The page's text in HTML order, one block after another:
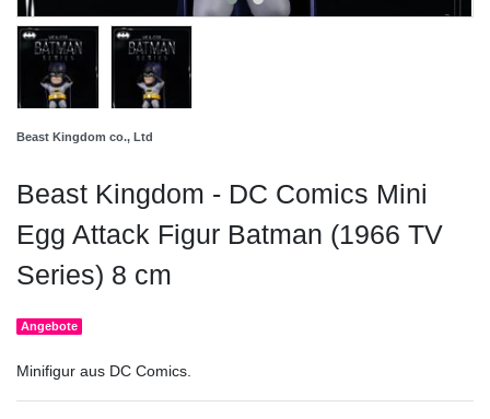
Beast Kingdom co., Ltd
Beast Kingdom - DC Comics Mini
Egg Attack Figur Batman (1966 TV
Series) 8 cm
Angebote
Minifigur aus DC Comics.